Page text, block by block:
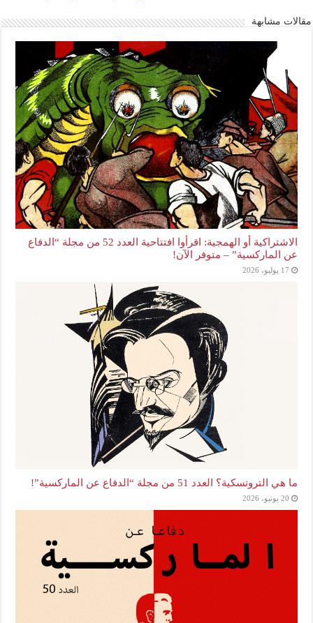
مقالات مشابهة
الاشتراكية أو الهمجية: اقرأوا افتتاحية العدد 52 من مجلة “الدفاع
عن الماركسية” – متوفر الآن!
17 يوليو، 2026
ما هي التروتسكية؟ العدد 51 من مجلة “الدفاع عن الماركسية”!
20 يونيو، 2026